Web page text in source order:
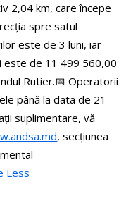
2,04 km, care începe
spre satul
este de 3 luni, iar
este de 11 499 560,00
Rutier.📅 Operatorii
până la data de 21
suplimentare, vă
, secțiunea
Less